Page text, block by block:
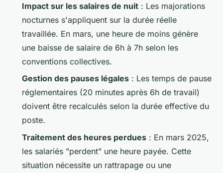
Impact sur les salaires de nuit : Les majorations
nocturnes s'appliquent sur la durée réelle
travaillée. En mars, une heure de moins génère
une baisse de salaire de 6h à 7h selon les
conventions collectives.
Gestion des pauses légales : Les temps de pause
réglementaires (20 minutes après 6h de travail)
doivent être recalculés selon la durée effective du
poste.
Traitement des heures perdues : En mars 2025,
les salariés "perdent" une heure payée. Cette
situation nécessite un rattrapage ou une